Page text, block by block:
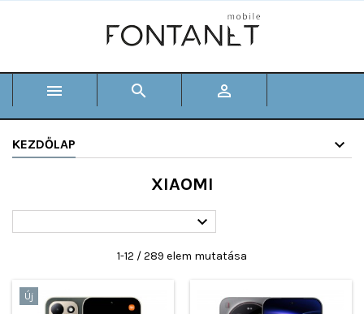
  
KEZDŐLAP
XIAOMI

1-12 / 289 elem mutatása
Új